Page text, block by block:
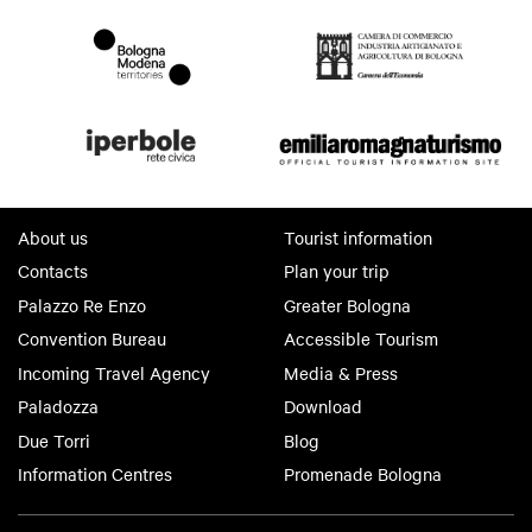
About us
Contacts
Palazzo Re Enzo
Convention Bureau
Incoming Travel Agency
Paladozza
Due Torri
Information Centres
Tourist information
Plan your trip
Greater Bologna
Accessible Tourism
Media & Press
Download
Blog
Promenade Bologna